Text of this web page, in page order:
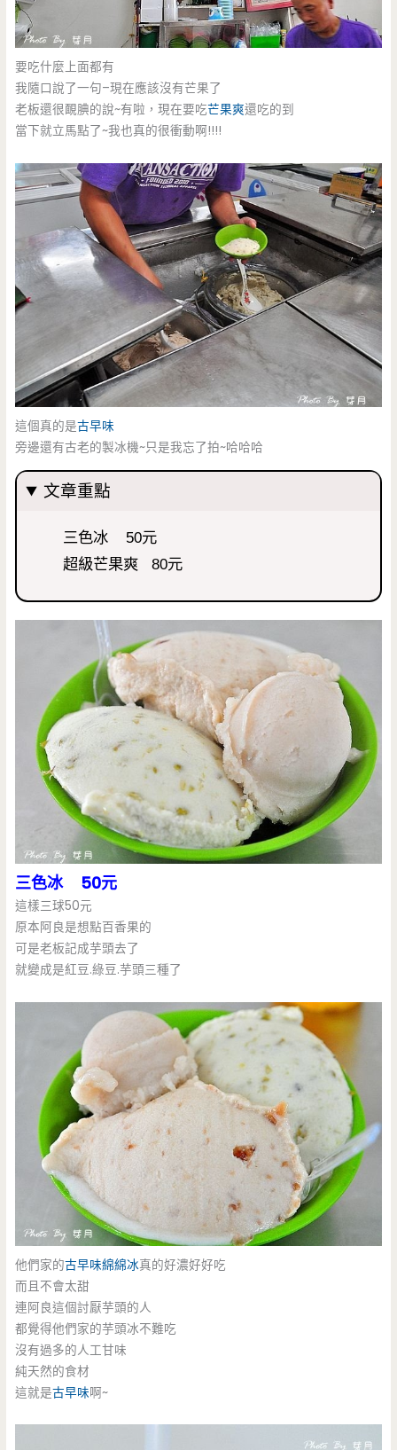
要吃什麼上面都有
我隨口說了一句–現在應該沒有芒果了
老板還很靦腆的說~有啦，現在要吃芒果爽還吃的到
當下就立馬點了~我也真的很衝動啊!!!!
這個真的是古早味
旁邊還有古老的製冰機~只是我忘了拍~哈哈哈
文章重點
三色冰 50元
超級芒果爽 80元
三色冰 50元
這樣三球50元
原本阿良是想點百香果的
可是老板記成芋頭去了
就變成是紅豆.綠豆.芋頭三種了
他們家的古早味綿綿冰真的好濃好好吃
而且不會太甜
連阿良這個討厭芋頭的人
都覺得他們家的芋頭冰不難吃
沒有過多的人工甘味
純天然的食材
這就是古早味啊~